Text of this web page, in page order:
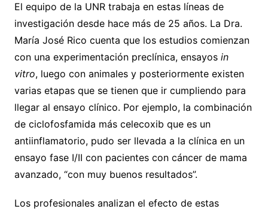
El equipo de la UNR trabaja en estas líneas de
investigación desde hace más de 25 años. La Dra.
María José Rico cuenta que los estudios comienzan
con una experimentación preclínica, ensayos in
vitro, luego con animales y posteriormente existen
varias etapas que se tienen que ir cumpliendo para
llegar al ensayo clínico. Por ejemplo, la combinación
de ciclofosfamida más celecoxib que es un
antiinflamatorio, pudo ser llevada a la clínica en un
ensayo fase I/II con pacientes con cáncer de mama
avanzado, “con muy buenos resultados”.
Los profesionales analizan el efecto de estas